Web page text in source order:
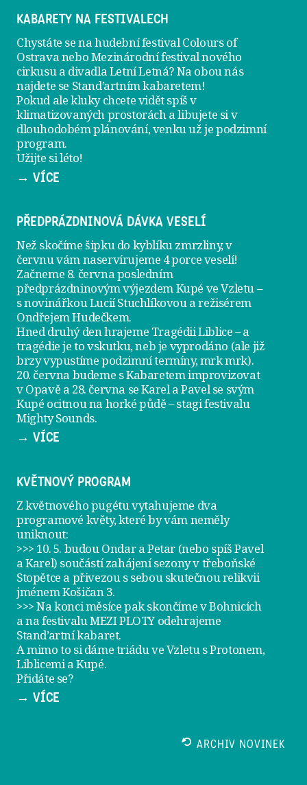
KABARETY NA FESTIVALECH
Chystáte se na hudební festival Colours of
Ostrava nebo Mezinárodní festival nového
cirkusu a divadla Letní Letná? Na obou nás
najdete se Stand’artním kabaretem!
Pokud ale kluky chcete vidět spíš v
klimatizovaných prostorách a libujete si v
dlouhodobém plánování, venku už jepodzimní
program.
Užijte si léto!
→ VÍCE
PŘEDPRÁZDNINOVÁ DÁVKA VESELÍ
Než skočíme šipku do kyblíku zmrzliny, v
červnu vám naservírujeme 4 porce veselí!
Začneme 8. června posledním
předprázdninovým výjezdemKupé ve Vzletu–
s novinářkou Lucií Stuchlíkovou a režisérem
Ondřejem Hudečkem.
Hned druhý den hrajeme Tragédii Liblice– a
tragédie je to vskutku, neb je vyprodáno (ale již
brzy vypustíme podzimní termíny, mrk mrk).
20. června budeme s Kabaretem improvizovat
v Opavě a 28. června se Karel a Pavel se svým
Kupé ocitnou na horké půdě – stagi festivalu
Mighty Sounds.
→ VÍCE
KVĚTNOVÝ PROGRAM
Z květnového pugétu vytahujeme dva
programové květy, které by vám neměly
uniknout:
>>> 10. 5. budou Ondar a Petar (nebo spíš Pavel
a Karel) součástí zahájení sezony vtřeboňské
Stopětce a přivezou s sebou skutečnou relikvii
jménemKošičan 3.
>>> Na konci měsíce pak skončíme v Bohnicích
a na festivaluMEZI PLOTY odehrajeme
Stand’artní kabaret.
A mimo to si dámetriádu ve Vzletu s Protonem,
Liblicemi a Kupé.
Přidáte se?
→ VÍCE
ARCHIV NOVINEK